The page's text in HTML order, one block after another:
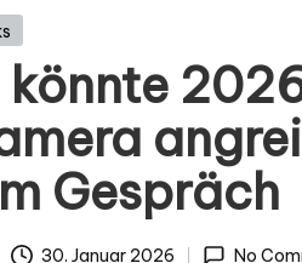
könnte
Gespräch
30. Januar 2026 No